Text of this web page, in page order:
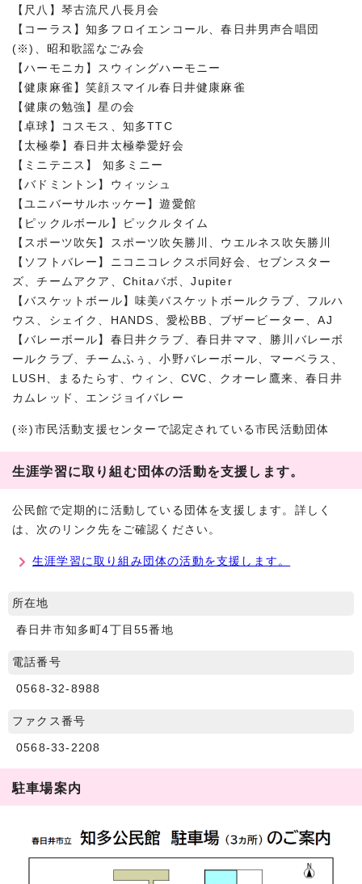
【尺八】琴古流尺八長月会
【コーラス】知多フロイエンコール、春日井男声合唱団
(※)、昭和歌謡なごみ会
【ハーモニカ】スウィングハーモニー
【健康麻雀】笑顔スマイル春日井健康麻雀
【健康の勉強】星の会
【卓球】コスモス、知多TTC
【太極拳】春日井太極拳愛好会
【ミニテニス】 知多ミニー
【バドミントン】ウィッシュ
【ユニバーサルホッケー】遊愛館
【ピックルボール】ピックルタイム
【スポーツ吹矢】スポーツ吹矢勝川、ウエルネス吹矢勝川
【ソフトバレー】ニコニコレクスポ同好会、セブンスター
ズ、チームアクア、Chitaバボ、Jupiter
【バスケットボール】味美バスケットボールクラブ、フルハ
ウス、シェイク、HANDS、愛松BB、ブザービーター、AJ
【バレーボール】春日井クラブ、春日井ママ、勝川バレーボ
ールクラブ、チームふぅ、小野バレーボール、マーベラス、
LUSH、まるたらす、ウィン、CVC、クオーレ鷹来、春日井
カムレッド、エンジョイバレー
(※)市民活動支援センターで認定されている市民活動団体
生涯学習に取り組む団体の活動を支援します。
公民館で定期的に活動している団体を支援します。詳しく
は、次のリンク先をご確認ください。
生涯学習に取り組み団体の活動を支援します。
所在地
春日井市知多町4丁目55番地
電話番号
0568-32-8988
ファクス番号
0568-33-2208
駐車場案内